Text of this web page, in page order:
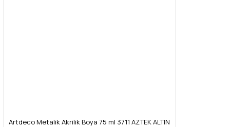
Artdeco Metalik Akrilik Boya 75 ml 3711 AZTEK ALTIN